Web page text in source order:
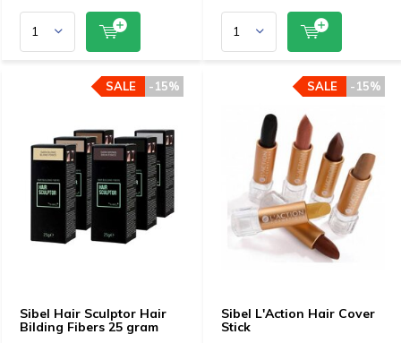
Sibel Hair Sculptor Hair
Bilding Fibers 25 gram
-15%
SALE
Sibel L'Action Hair Cover
Stick
-15%
SALE